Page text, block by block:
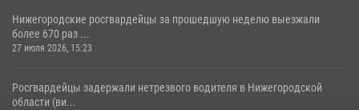
Нижегородские росгвардейцы за прошедшую неделю выезжали
более 670 раз ...
27 июля 2026, 15:23
Росгвардейцы задержали нетрезвого водителя в Нижегородской
области (ви...